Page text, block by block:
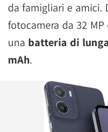
da famigliari e amici.
fotocamera da 32
una batteria di
mAh.